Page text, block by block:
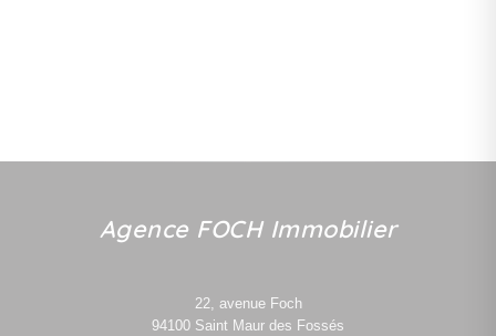
Agence FOCH Immobilier
22, avenue Foch
94100 Saint Maur des Fossés